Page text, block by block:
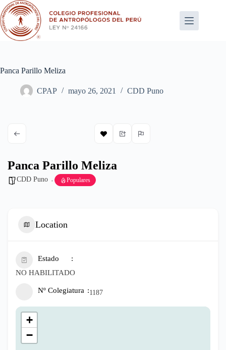
Saltar
al
contenido
Panca Parillo Meliza
CPAP mayo 26, 2021 CDD Puno
Panca Parillo Meliza
CDD Puno Populares
Location
Estado
NO HABILITADO
Nº Colegiatura 1187
+
−